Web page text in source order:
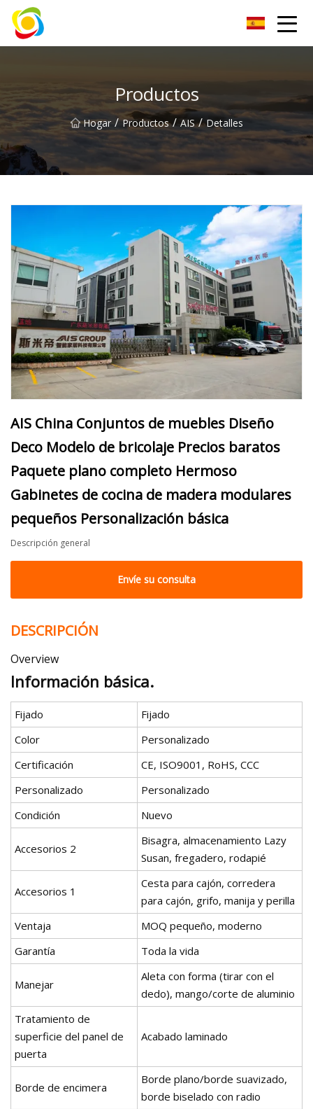
Productos
Hogar / Productos / AIS / Detalles
AIS China Conjuntos de muebles Diseño
Deco Modelo de bricolaje Precios baratos
Paquete plano completo Hermoso
Gabinetes de cocina de madera modulares
pequeños Personalización básica
Descripción general
Envíe su consulta
DESCRIPCIÓN
Overview
Información básica.
Fijado
Fijado
Color
Personalizado
Certificación
CE, ISO9001, RoHS, CCC
Personalizado
Personalizado
Condición
Nuevo
Accesorios 2
Bisagra, almacenamiento Lazy
Susan, fregadero, rodapié
Accesorios 1
Cesta para cajón, corredera
para cajón, grifo, manija y perilla
Ventaja
MOQ pequeño, moderno
Garantía
Toda la vida
Manejar
Aleta con forma (tirar con el
dedo), mango/corte de aluminio
Tratamiento de
superficie del panel de
puerta
Acabado laminado
Borde de encimera
Borde plano/borde suavizado,
borde biselado con radio